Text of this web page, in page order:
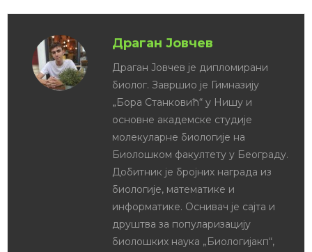
Драган Јовчев
Драган Јовчев је дипломирани
биолог. Завршио је Гимназију
„Бора Станковић“ у Нишу и
основне академске студије
молекуларне биологије на
Биолошком факултету у Београду.
Добитник је бројних награда из
биологије, математике и
информатике. Оснивач је сајта и
друштва за популаризацију
биолошких наука „Биологијакп“,